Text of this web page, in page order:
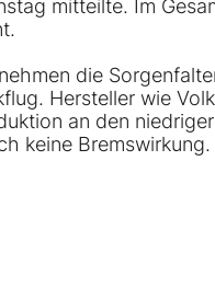
mitteilte. Im
die
Hersteller wie
an den
keine Bremswirkung.